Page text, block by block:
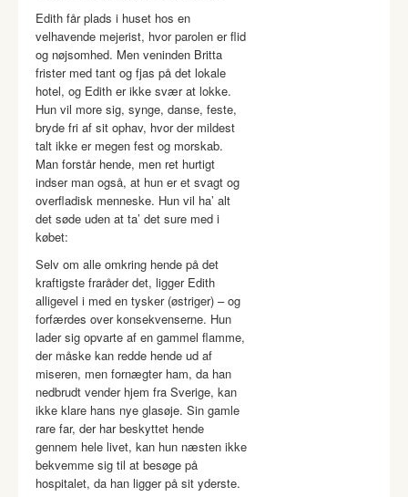
Edith får plads i huset hos en
velhavende mejerist, hvor parolen er flid
og nøjsomhed. Men veninden Britta
frister med tant og fjas på det lokale
hotel, og Edith er ikke svær at lokke.
Hun vil more sig, synge, danse, feste,
bryde fri af sit ophav, hvor der mildest
talt ikke er megen fest og morskab.
Man forstår hende, men ret hurtigt
indser man også, at hun er et svagt og
overfladisk menneske. Hun vil ha’ alt
det søde uden at ta’ det sure med i
købet:
Selv om alle omkring hende på det
kraftigste fraråder det, ligger Edith
alligevel i med en tysker (østriger) – og
forfærdes over konsekvenserne. Hun
lader sig opvarte af en gammel flamme,
der måske kan redde hende ud af
miseren, men fornægter ham, da han
nedbrudt vender hjem fra Sverige, kan
ikke klare hans nye glasøje. Sin gamle
rare far, der har beskyttet hende
gennem hele livet, kan hun næsten ikke
bekvemme sig til at besøge på
hospitalet, da han ligger på sit yderste.